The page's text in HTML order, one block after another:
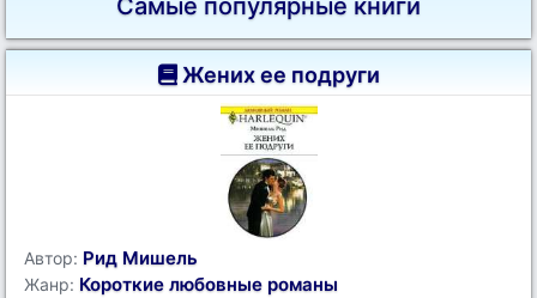
Самые популярные книги
Жених ее подруги
Автор: Рид Мишель
Жанр: Короткие любовные романы